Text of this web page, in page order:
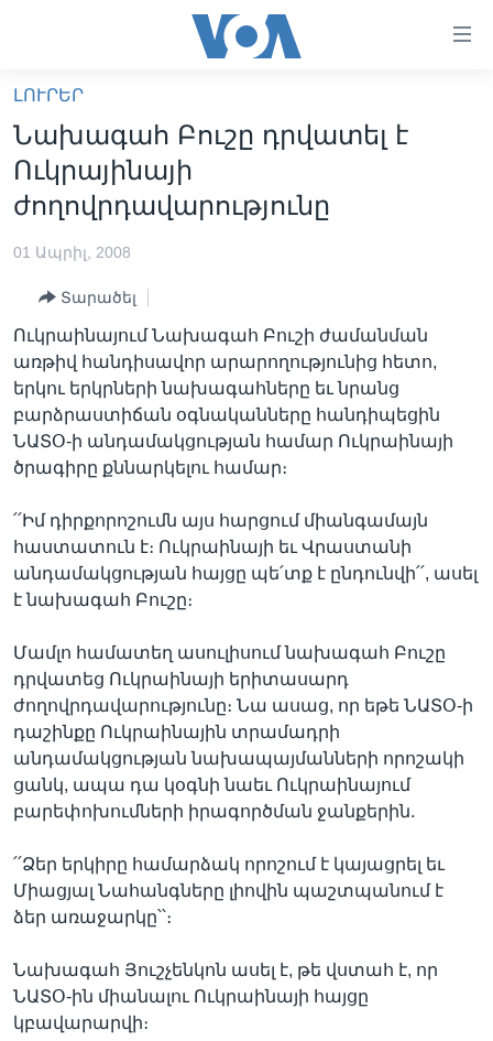
հիմնական
բովանդակությանը
անցնել
հիմնական
բովանդակությանը
բովանդակություն
ԼՈՒՐԵՐ
ՍՓՅՈՒՌՔ
IN ENGLISH
ՄԵՐ ՄԱՍԻՆ
«ԱՄԵՐԻԿԱՅԻ ՁԱՅՆ»-Ի ԿԱՆՈՆԱԴՐՈՒԹՅՈՒՆ
ԿԱՊ ՄԵԶ ՀԵՏ
ՈՒԿՐԱԻՆԱԿԱՆ ՊԱՏԵՐԱԶՄ
Learning English
ՀԵՏԵՒԵՔ ՄԵԶ
Լեզուներ
ԼՈՒՐԵՐ
Նախագահ Բուշը դրվատել է
Ուկրայինայի
ժողովրդավարությունը
01 Ապրիլ, 2008
Տարածել
Ուկրաինայում Նախագահ Բուշի ժամանման
առթիվ հանդիսավոր արարողությունից հետո,
երկու երկրների նախագահները եւ նրանց
բարձրաստիճան օգնականները հանդիպեցին
ՆԱՏՕ-ի անդամակցության համար Ուկրաինայի
ծրագիրը քննարկելու համար։
՛՛Իմ դիրքորոշումն այս հարցում միանգամայն
հաստատուն է։ Ուկրաինայի եւ Վրաստանի
անդամակցության հայցը պե՛տք է ընդունվի՛՛, ասել
է նախագահ Բուշը։
Մամլո համատեղ ասուլիսում նախագահ Բուշը
դրվատեց Ուկրաինայի երիտասարդ
ժողովրդավարությունը։ Նա ասաց, որ եթե ՆԱՏՕ-ի
դաշինքը Ուկրաինային տրամադրի
անդամակցության նախապայմանների որոշակի
ցանկ, ապա դա կօգնի նաեւ Ուկրաինայում
բարեփոխումների իրագործման ջանքերին.
՛՛Ձեր երկիրը համարձակ որոշում է կայացրել եւ
Միացյալ Նահանգները լիովին պաշտպանում է
ձեր առաջարկը՝՝։
Նախագահ Յուշչենկոն ասել է, թե վստահ է, որ
ՆԱՏՕ-ին միանալու Ուկրաինայի հայցը
կբավարարվի։